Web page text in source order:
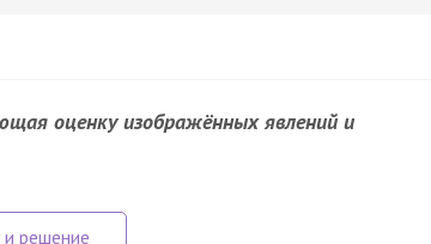
оценку изображённых явлений и